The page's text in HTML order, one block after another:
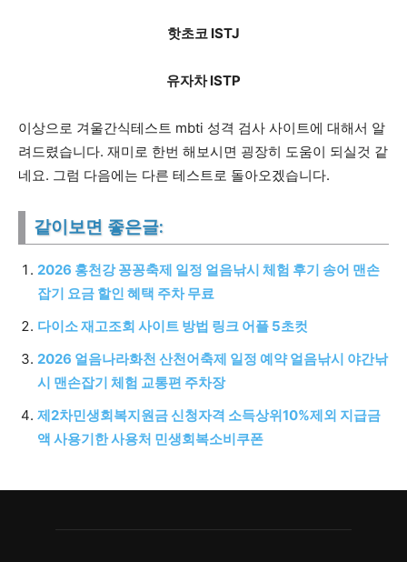
핫초코 ISTJ
유자차 ISTP
이상으로 겨울간식테스트 mbti 성격 검사 사이트에 대해서 알
려드렸습니다. 재미로 한번 해보시면 굉장히 도움이 되실것 같
네요. 그럼 다음에는 다른 테스트로 돌아오겠습니다.
같이보면 좋은글:
2026 홍천강 꽁꽁축제 일정 얼음낚시 체험 후기 송어 맨손
잡기 요금 할인 혜택 주차 무료
다이소 재고조회 사이트 방법 링크 어플 5초컷
2026 얼음나라화천 산천어축제 일정 예약 얼음낚시 야간낚
시 맨손잡기 체험 교통편 주차장
제2차민생회복지원금 신청자격 소득상위10%제외 지급금
액 사용기한 사용처 민생회복소비쿠폰